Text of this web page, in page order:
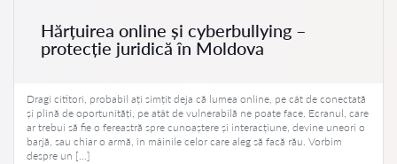
Hărțuirea online și cyberbullying –
protecție juridică în Moldova
Dragi cititori, probabil ați simțit deja că lumea online, pe cât de conectată
și plină de oportunități, pe atât de vulnerabilă ne poate face. Ecranul, care
ar trebui să fie o fereastră spre cunoaștere și interacțiune, devine uneori o
barjă, sau chiar o armă, în mâinile celor care aleg să facă rău. Vorbim
despre un […]